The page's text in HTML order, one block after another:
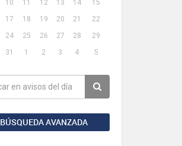
10 11 12 13 14
15
17 18 19 20 21
22
24 25 26 27 28
29
31 1 2 3 4 5
BÚSQUEDA AVANZADA